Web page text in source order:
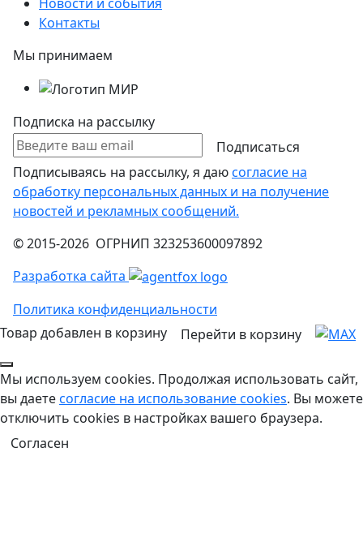
Контакты
Мы принимаем
Подписка на рассылку
Подписаться
Подписываясь на рассылку, я даюсогласие на
обработку персональных данных и на получение
новостей и рекламных сообщений.
© 2015-2026 ОГРНИП 323253600097892
Разработка сайта
Политика конфиденциальности
Товар добавлен в корзину
Перейти в корзину
Мы используем cookies. Продолжая использовать сайт,
вы даетесогласие на использование cookies. Вы можете
отключить cookies в настройках вашего браузера.
Согласен